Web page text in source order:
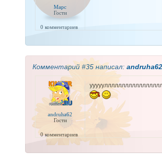
Марс
Гости
0 комментариев
Комментарий #35 написал: andruha62
andruha62
Гости
0 комментариев